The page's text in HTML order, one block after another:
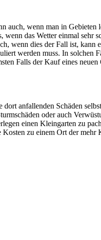
auch, wenn man in Gebieten
das Wetter einmal sehr
wenn dies der Fall ist, kann
werden muss. In solchen
Falls der Kauf eines neuen
anfallenden Schäden
oder auch
einen Kleingarten zu
zu einem Ort der mehr